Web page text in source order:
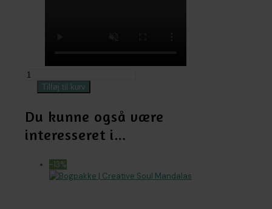
Creative
fra
15
år
Tilføj til kurv
Du kunne også være
interesseret i…
-13%